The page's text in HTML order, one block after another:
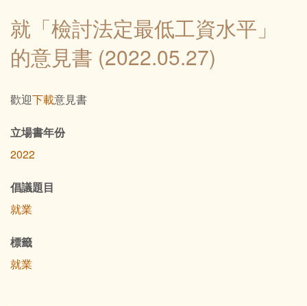
就「檢討法定最低工資水平」
的意見書 (2022.05.27)
內
歡迎下載意見書
立場書年份
2022
倡議題目
就業
標籤
就業